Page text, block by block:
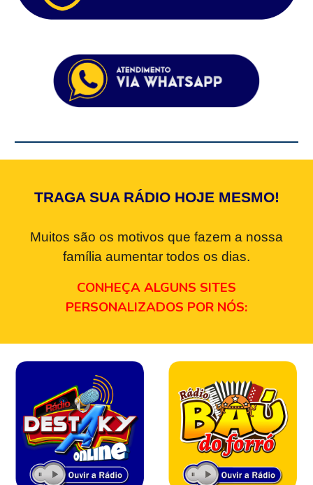
TRAGA SUA RÁDIO HOJE MESMO!
Muitos são os motivos que fazem a nossa
família aumentar todos os dias.
CONHEÇA ALGUNS SITES
PERSONALIZADOS POR NÓS: